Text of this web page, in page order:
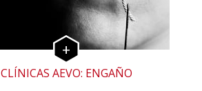
CLÍNICAS AEVO: ENGAÑO